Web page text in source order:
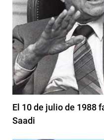
El 10 de julio de 1988
Saadi